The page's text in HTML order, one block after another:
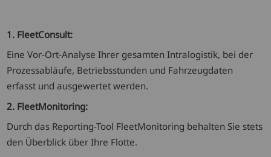
1. FleetConsult:
Eine Vor-Ort-Analyse Ihrer gesamten Intralogistik, bei der
Prozessabläufe, Betriebsstunden und Fahrzeugdaten
erfasst und ausgewertet werden.
2. FleetMonitoring:
Durch das Reporting-Tool FleetMonitoring behalten Sie stets
den Überblick über Ihre Flotte.